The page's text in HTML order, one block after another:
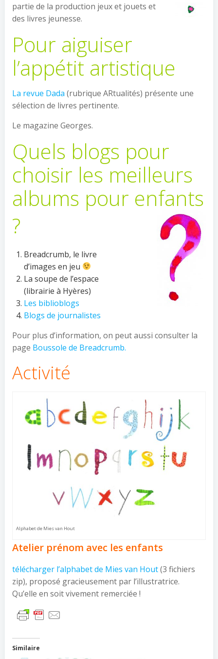
partie de la production jeux et jouets et
des livres jeunesse.
Pour aiguiser
l’appétit artistique
La revue Dada (rubrique ARtualités) présente une
sélection de livres pertinente.
Le magazine Georges.
Quels blogs pour
choisir les meilleurs
albums pour enfants
?
Breadcrumb, le livre
d’images en jeu
La soupe de l’espace
(librairie à Hyères)
Les biblioblogs
Blogs de journalistes
Pour plus d’information, on peut aussi consulter la
page Boussole de Breadcrumb.
Activité
Alphabet de Mies van Hout
Atelier prénom avec les enfants
télécharger l’alphabet de Mies van Hout(3 fichiers
zip), proposé gracieusement par l’illustratrice.
Qu’elle en soit vivement remerciée !
Similaire